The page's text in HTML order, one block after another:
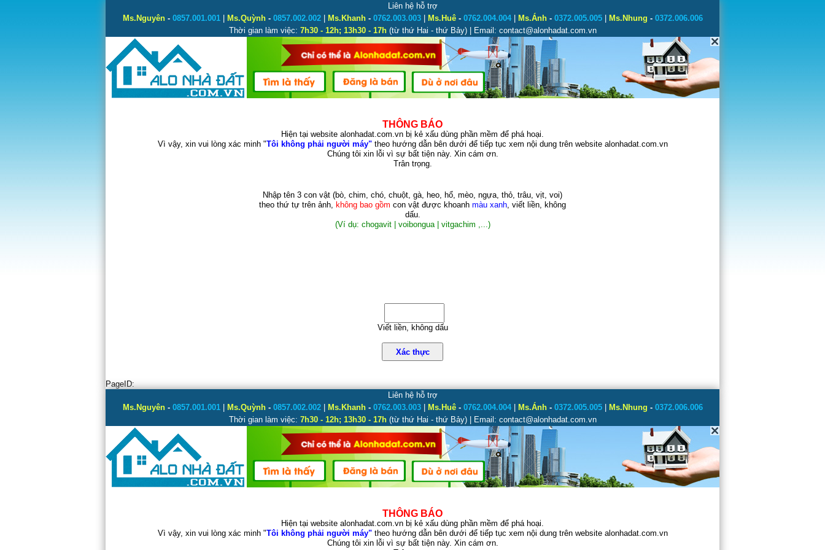
Liên hệ hỗ trợ
Ms.Nguyên- 0857.001.001| Ms.Quỳnh- 0857.002.002| Ms.Khanh- 0762.003.003| Ms.Huê- 0762.004.004| Ms.Ánh- 0372.005.005| Ms.Nhung - 0372.006.006
Thời gian làm việc: 7h30 - 12h; 13h30 - 17h(từ thứ Hai - thứ Bảy) | Email: contact@alonhadat.com.vn
THÔNG BÁO
Hiện tại website alonhadat.com.vn bị kẻ xấu dùng phần mềm để phá hoại.
Vì vậy, xin vui lòng xác minh "Tôi không phải người máy"theo hướng dẫn bên dưới để tiếp tục xem nội dung trên website alonhadat.com.vn
Chúng tôi xin lỗi vì sự bất tiện này. Xin cám ơn.
Trân trọng.
Nhập tên 3 con vật (bò, chim, chó, chuột, gà, heo, hổ, mèo, ngựa, thỏ, trâu, vịt, voi)
theo thứ tự trên ảnh, không bao gồm con vật được khoanh màu xanh, viết liền, không
dấu.
(Ví dụ: chogavit | voibongua | vitgachim ,...)
Viết liền, không dấu
Xác thực
PageID:
Liên hệ hỗ trợ
Ms.Nguyên- 0857.001.001| Ms.Quỳnh- 0857.002.002| Ms.Khanh- 0762.003.003| Ms.Huê- 0762.004.004| Ms.Ánh- 0372.005.005| Ms.Nhung - 0372.006.006
Thời gian làm việc: 7h30 - 12h; 13h30 - 17h(từ thứ Hai - thứ Bảy) | Email: contact@alonhadat.com.vn
THÔNG BÁO
Hiện tại website alonhadat.com.vn bị kẻ xấu dùng phần mềm để phá hoại.
Vì vậy, xin vui lòng xác minh "Tôi không phải người máy"theo hướng dẫn bên dưới để tiếp tục xem nội dung trên website alonhadat.com.vn
Chúng tôi xin lỗi vì sự bất tiện này. Xin cám ơn.